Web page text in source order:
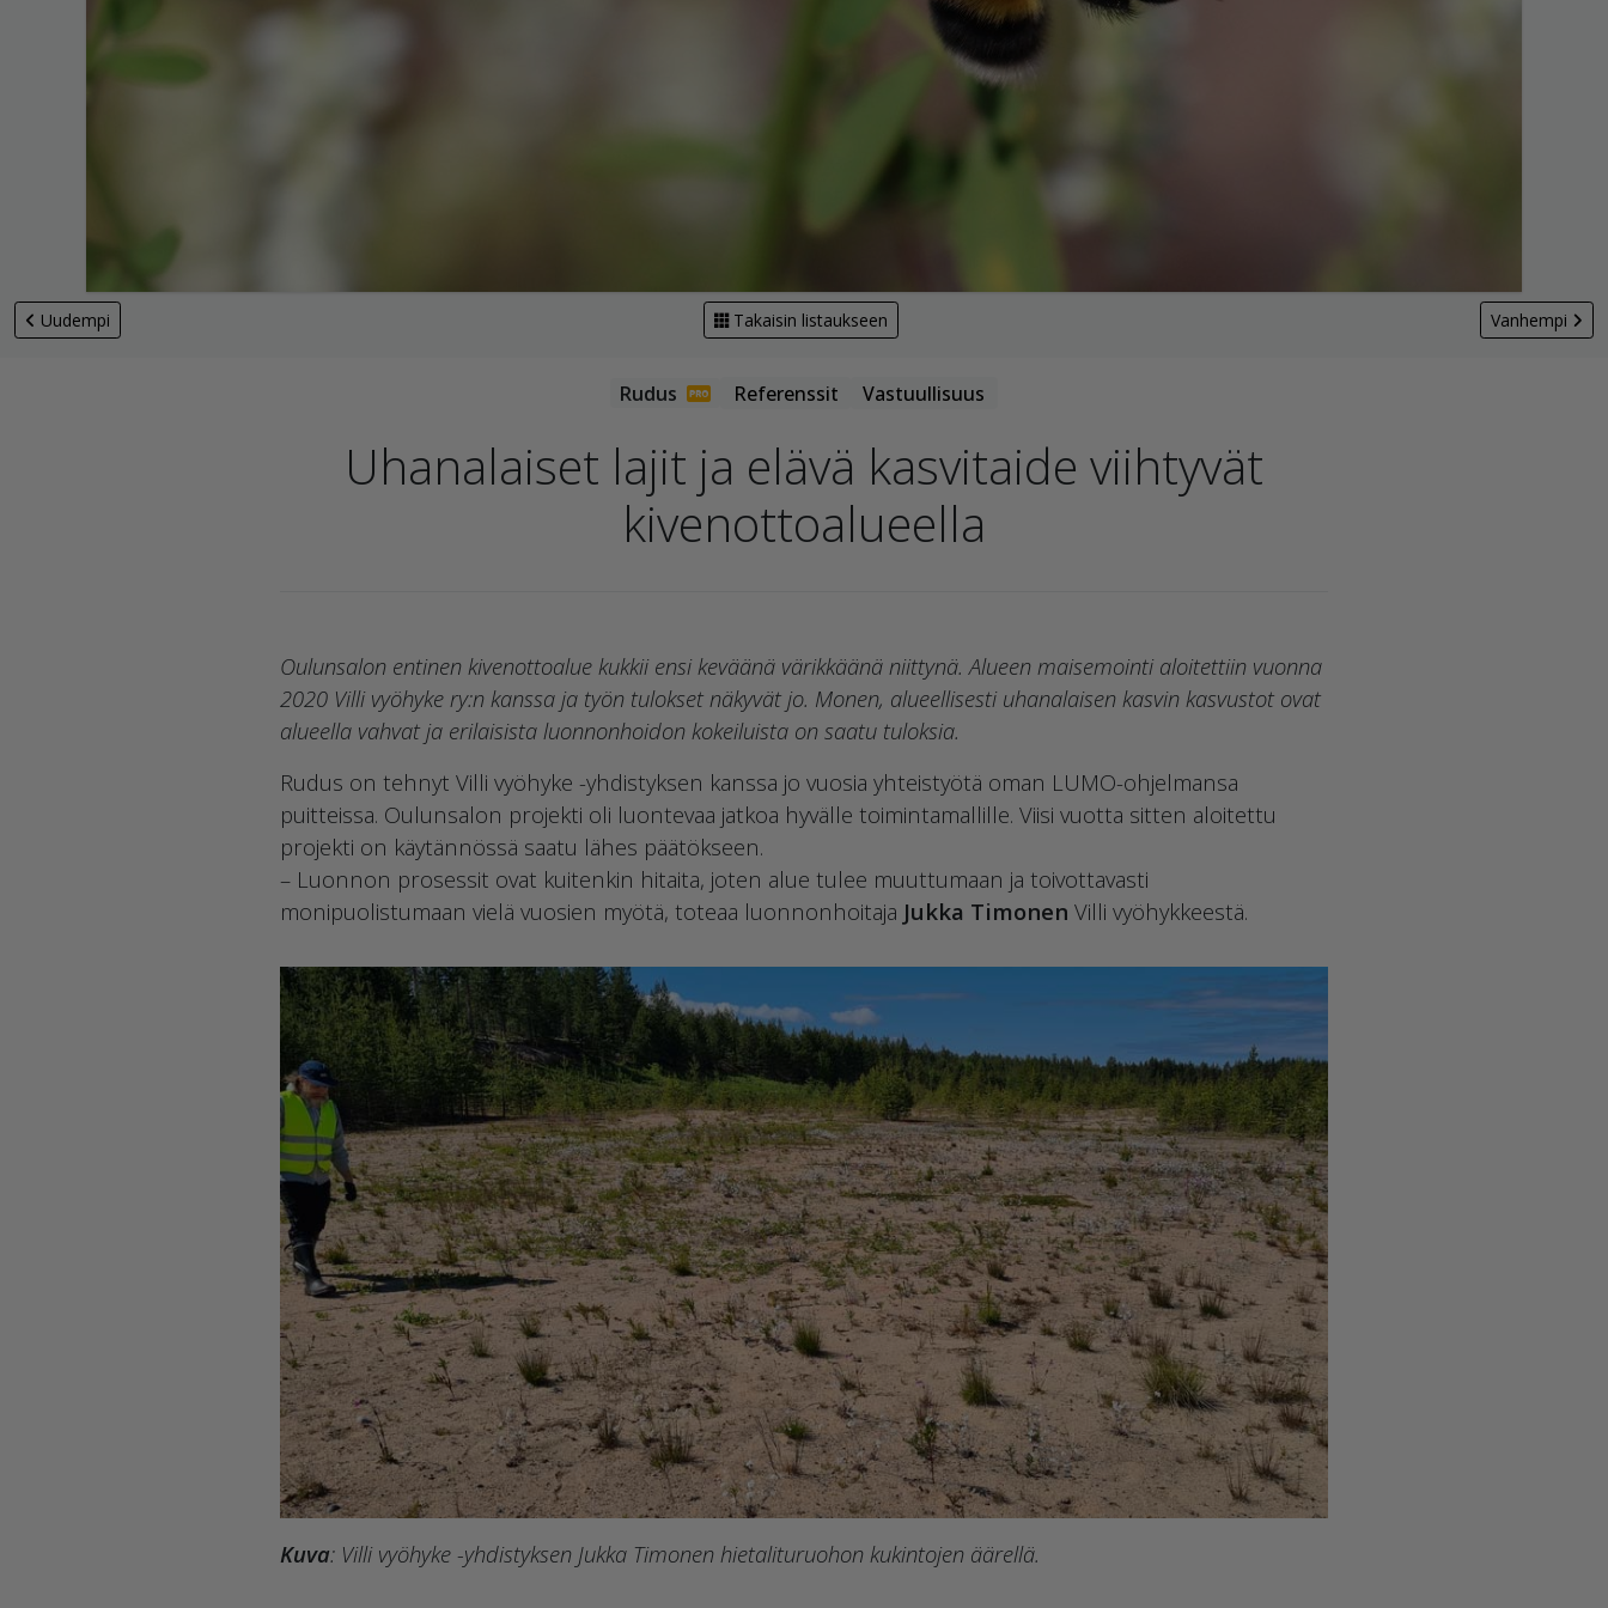
Uudempi Takaisin listaukseen Vanhempi
Referenssit Vastuullisuus
Uhanalaiset lajit ja elävä kasvitaide viihtyvät
kivenottoalueella
Oulunsalon entinen kivenottoalue kukkii ensi keväänä värikkäänä niittynä. Alueen maisemointi aloitettiin vuonna
2020 Villi vyöhyke ry:n kanssa ja työn tulokset näkyvät jo. Monen, alueellisesti uhanalaisen kasvin kasvustot ovat
alueella vahvat ja erilaisista luonnonhoidon kokeiluista on saatu tuloksia.
Rudus on tehnyt Villi vyöhyke -yhdistyksen kanssa jo vuosia yhteistyötä oman LUMO-ohjelmansa
puitteissa. Oulunsalon projekti oli luontevaa jatkoa hyvälle toimintamallille. Viisi vuotta sitten aloitettu
projekti on käytännössä saatu lähes päätökseen.
– Luonnon prosessit ovat kuitenkin hitaita, joten alue tulee muuttumaan ja toivottavasti
monipuolistumaan vielä vuosien myötä, toteaa luonnonhoitaja Jukka Timonen Villi vyöhykkeestä.
Kuva: Villi vyöhyke -yhdistyksen Jukka Timonen hietalituruohon kukintojen äärellä.